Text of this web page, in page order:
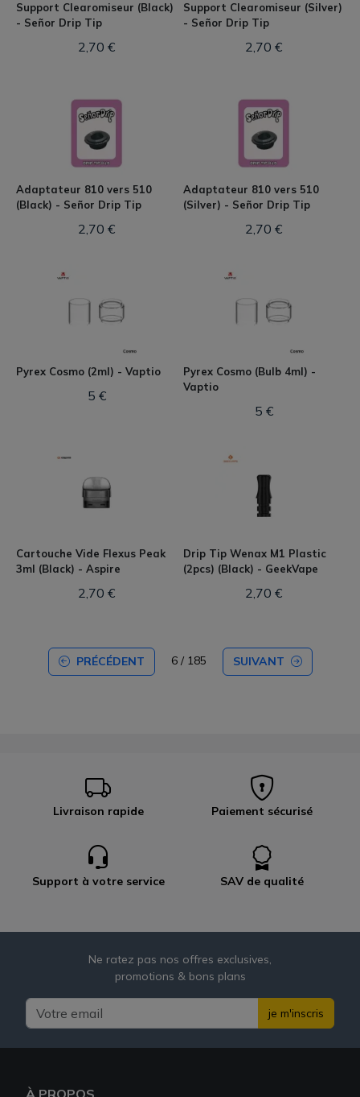
Support Clearomiseur (Black)
- Señor Drip Tip
2,70 €
Support Clearomiseur (Silver)
- Señor Drip Tip
2,70 €
Adaptateur 810 vers 510
(Black) - Señor Drip Tip
2,70 €
Adaptateur 810 vers 510
(Silver) - Señor Drip Tip
2,70 €
Pyrex Cosmo (2ml) - Vaptio
5 €
Pyrex Cosmo (Bulb 4ml) -
Vaptio
5 €
Cartouche Vide Flexus Peak
3ml (Black) - Aspire
2,70 €
Drip Tip Wenax M1 Plastic
(2pcs) (Black) - GeekVape
2,70 €
PRÉCÉDENT 6 / 185 SUIVANT
Livraison rapide Paiement sécurisé
Support à votre service SAV de qualité
Ne ratez pas nos offres exclusives,
promotions & bons plans
je m'inscris
À PROPOS